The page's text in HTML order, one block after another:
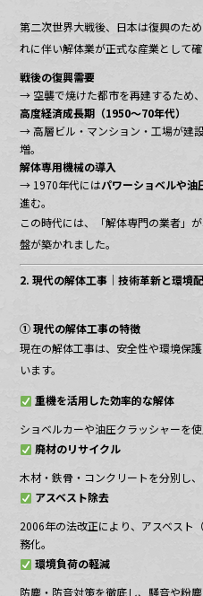
第二次世界大戦後、日本は復興のた
れに伴い解体業が正式な産業として確
戦後の復興需要
→ 空襲で焼けた都市を再建するため
高度経済成長期（1950〜70年代）
→ 高層ビル・マンション・工場が建
増。
解体専用機械の導入
→ 1970年代にはパワーショベルや油
進む。
この時代には、「解体専門の業者」
盤が築かれました。
2. 現代の解体工事｜技術革新と環境
① 現代の解体工事の特徴
現在の解体工事は、安全性や環境保
います。
重機を活用した効率的な解体
ショベルカーや油圧クラッシャーを
廃材のリサイクル
木材・鉄骨・コンクリートを分別し、
アスベスト除去
2006年の法改正により、アスベスト
務化。
環境負荷の軽減
防塵・防音対策を徹底し、騒音や粉塵